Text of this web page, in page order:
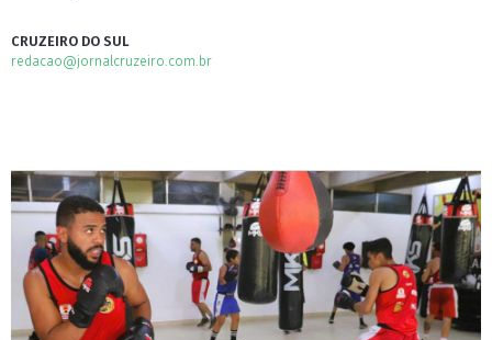
CRUZEIRO DO SUL
redacao@jornalcruzeiro.com.br